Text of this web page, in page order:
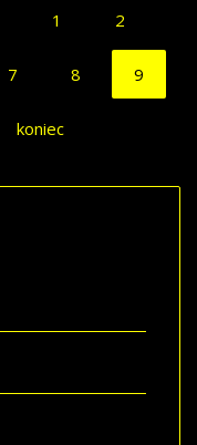
1 2
7 8 9
koniec